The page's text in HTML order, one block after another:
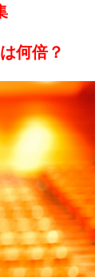
何倍？